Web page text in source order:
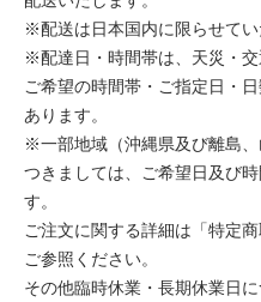
※配送は日本国内に限らせてい
※配達日・時間帯は、天災・
ご希望の時間帯・ご指定日・
あります。
※一部地域（沖縄県及び離島
つきましては、ご希望日及び
す。
ご注文に関する詳細は「特定
ご参照ください。
その他臨時休業・長期休業日